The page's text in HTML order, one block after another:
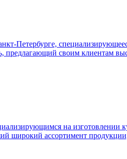
Петербурге,
предлагающий своим клиентам
на изготовлении
широкий ассортимент